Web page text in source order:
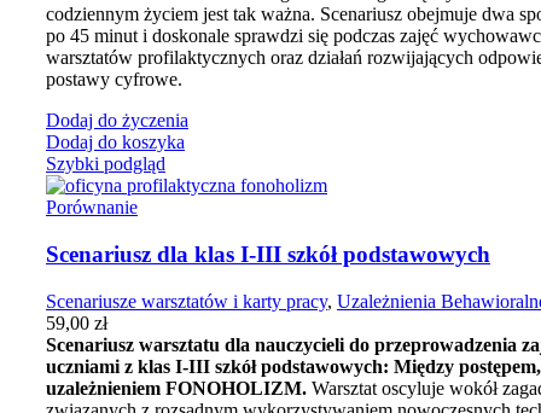
codziennym życiem jest tak ważna. Scenariusz obejmuje dwa
po 45 minut i doskonale sprawdzi się podczas zajęć
warsztatów profilaktycznych oraz działań rozwijających
postawy cyfrowe.
Dodaj do życzenia
Dodaj do koszyka
Szybki podgląd
Porównanie
Scenariusz dla klas I-III szkół podstawowych
Scenariusze warsztatów i karty pracy, Uzależnienia
59,00 zł
Scenariusz warsztatu dla nauczycieli do przeprowadzenia
uczniami z klas I-III szkół podstawowych: Między
uzależnieniem FONOHOLIZM. Warsztat oscyluje wokół